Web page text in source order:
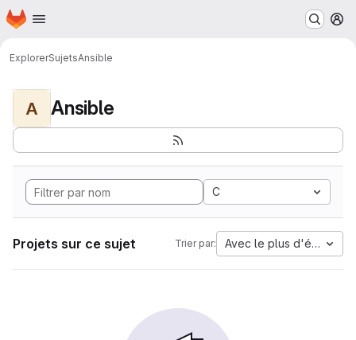
Passer au contenu principal
Page d'accueil
ExplorerSujetsAnsible
A Ansible
C
Projets sur ce sujet Trier par: Avec le plus d'étoiles